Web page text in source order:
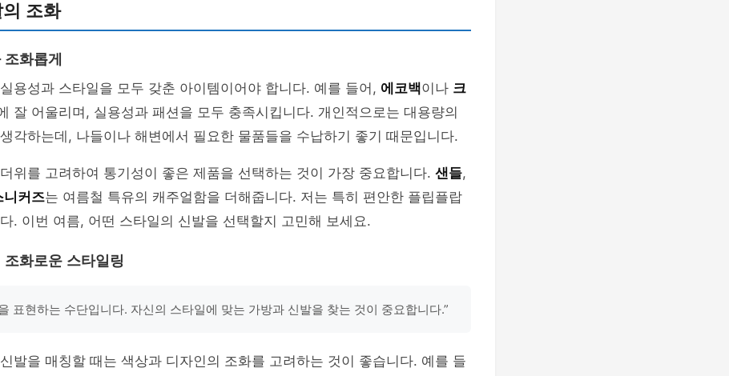
조화
화롭게
용성과 스타일을 모두 갖춘 아이템이어야 합니다. 예를 들어, 에코백이나 크
잘 어울리며, 실용성과 패션을 모두 충족시킵니다. 개인적으로는 대용량의
각하는데, 나들이나 해변에서 필요한 물품들을 수납하기 좋기 때문입니다.
위를 고려하여 통기성이 좋은 제품을 선택하는 것이 가장 중요합니다. 샌들,
니커즈는 여름철 특유의 캐주얼함을 더해줍니다. 저는 특히 편안한 플립플랍
. 이번 여름, 어떤 스타일의 신발을 선택할지 고민해 보세요.
화로운 스타일링
표현하는 수단입니다. 자신의 스타일에 맞는 가방과 신발을 찾는 것이 중요합니다.”
발을 매칭할 때는 색상과 디자인의 조화를 고려하는 것이 좋습니다. 예를 들